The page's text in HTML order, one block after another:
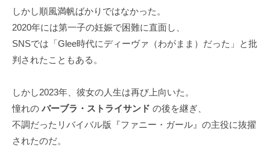
しかし順風満帆ばかりではなかった。
2020年には第一子の妊娠で困難に直面し、
SNSでは「Glee時代にディーヴァ（わがまま）だった」と批
判されたこともある。
しかし2023年、彼女の人生は再び上向いた。
憧れの バーブラ・ストライサンド の後を継ぎ、
不調だったリバイバル版『ファニー・ガール』の主役に抜擢
されたのだ。